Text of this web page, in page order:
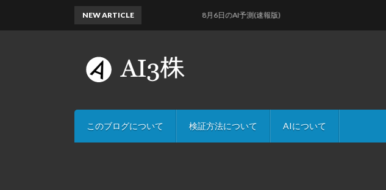
このブログについて 検証方法について AIについて
NEW ARTICLE 8月6日のAI予測(速報版)